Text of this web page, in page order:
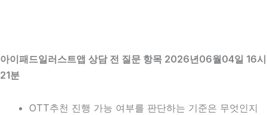
아이패드일러스트앱 상담 전 질문 항목 2026년06월04일 16시
21분
OTT추천 진행 가능 여부를 판단하는 기준은 무엇인지